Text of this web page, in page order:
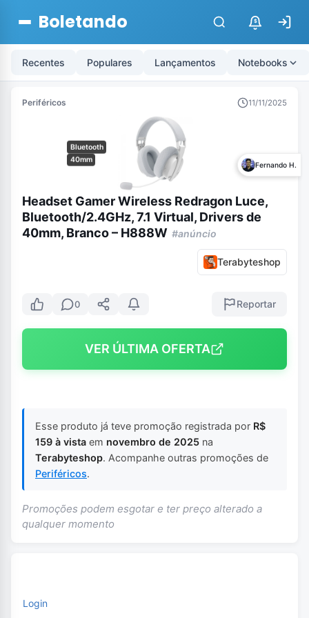
Boletando $
Recentes Populares Lançamentos Notebooks
Periféricos 11/11/2025
Bluetooth
40mm
Fernando H.
Headset Gamer Wireless Redragon Luce,
Bluetooth/2.4GHz, 7.1 Virtual, Drivers de
40mm, Branco – H888W #anúncio
Terabyteshop
0 Reportar
VER ÚLTIMA OFERTA
Esse produto já teve promoção registrada por R$
159 à vista em novembro de 2025 na
Terabyteshop. Acompanhe outras promoções de
Periféricos.
Promoções podem esgotar e ter preço alterado a
qualquer momento
Login